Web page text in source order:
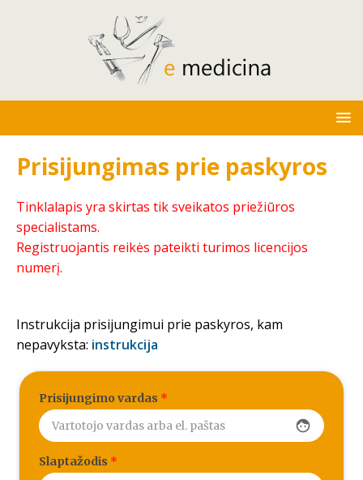
Prisijungimas prie paskyros
Tinklalapis yra skirtas tik sveikatos priežiūros
specialistams.
Registruojantis reikės pateikti turimos licencijos
numerį.
Instrukcija prisijungimui prie paskyros, kam
nepavyksta: instrukcija
Prisijungimo vardas *
face
Slaptažodis *